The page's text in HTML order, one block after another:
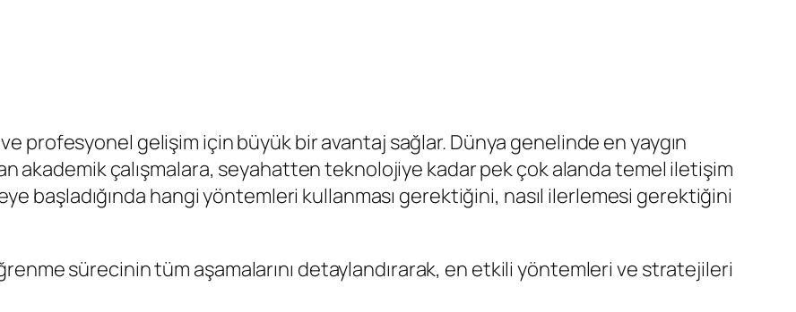
profesyonel gelişim için büyük bir avantaj sağlar. Dünya genelinde en yaygın
akademik çalışmalara, seyahatten teknolojiye kadar pek çok alanda temel iletişim
başladığında hangi yöntemleri kullanması gerektiğini, nasıl ilerlemesi gerektiğini
sürecinin tüm aşamalarını detaylandırarak, en etkili yöntemleri ve stratejileri